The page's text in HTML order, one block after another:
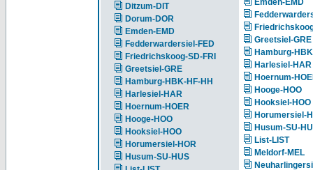
Ditzum-DIT
Dorum-DOR
Emden-EMD
Fedderwardersiel-FED
Friedrichskoog-SD-FRI
Greetsiel-GRE
Hamburg-HBK-HF-HH
Harlesiel-HAR
Hoernum-HOER
Hooge-HOO
Hooksiel-HOO
Horumersiel-HOR
Husum-SU-HUS
Emden-EMD
Greetsiel-GRE
Hamburg-
Harlesiel-HAR
Hoernum-
Hooge-HOO
Hooksiel-HOO
Horumersiel-
Husum-SU-
List-LIST
Meldorf-MEL